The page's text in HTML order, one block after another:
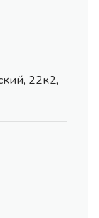
22к2,